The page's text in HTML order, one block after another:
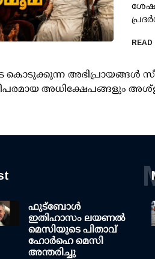
READ
കൊടുക്കുന്ന അഭിപ്രായങ്ങള്‍
അധിക്ഷേപങ്ങളും
ഫുട്ബോൾ
ഇതിഹാസം ലയണൽ
മെസിയുടെ പിതാവ്
ഹോർഹെ മെസി
അന്തരിച്ചു